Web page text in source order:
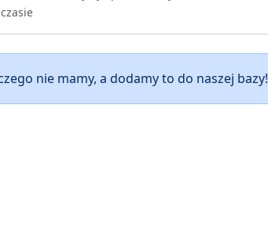
czasie
nie mamy, a dodamy to do naszej bazy!